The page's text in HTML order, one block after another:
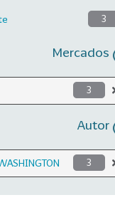
3
Mercados
3
Autor
3